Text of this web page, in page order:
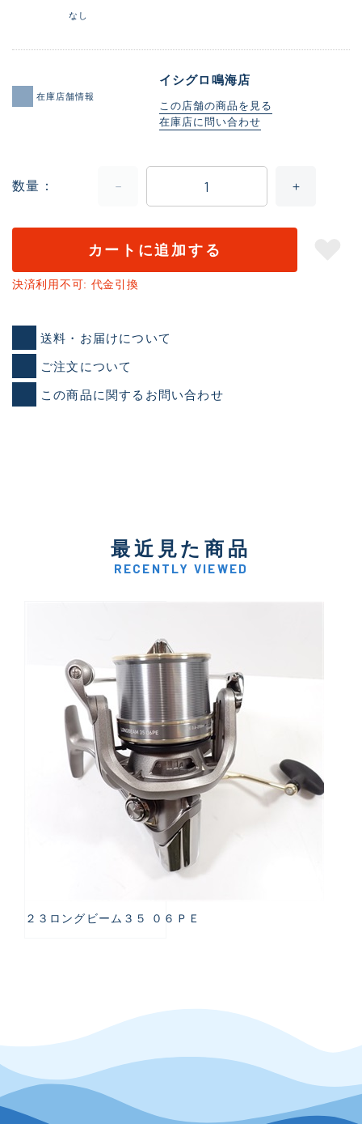
なし
在庫店舗情報
イシグロ鳴海店
この店舗の商品を見る
在庫店に問い合わせ
数量
カートに追加する
決済利用不可: 代金引換
送料・お届けについて
ご注文について
この商品に関するお問い合わせ
最近見た商品
RECENTLY VIEWED
２３ロングビーム３５ ０６ＰＥ